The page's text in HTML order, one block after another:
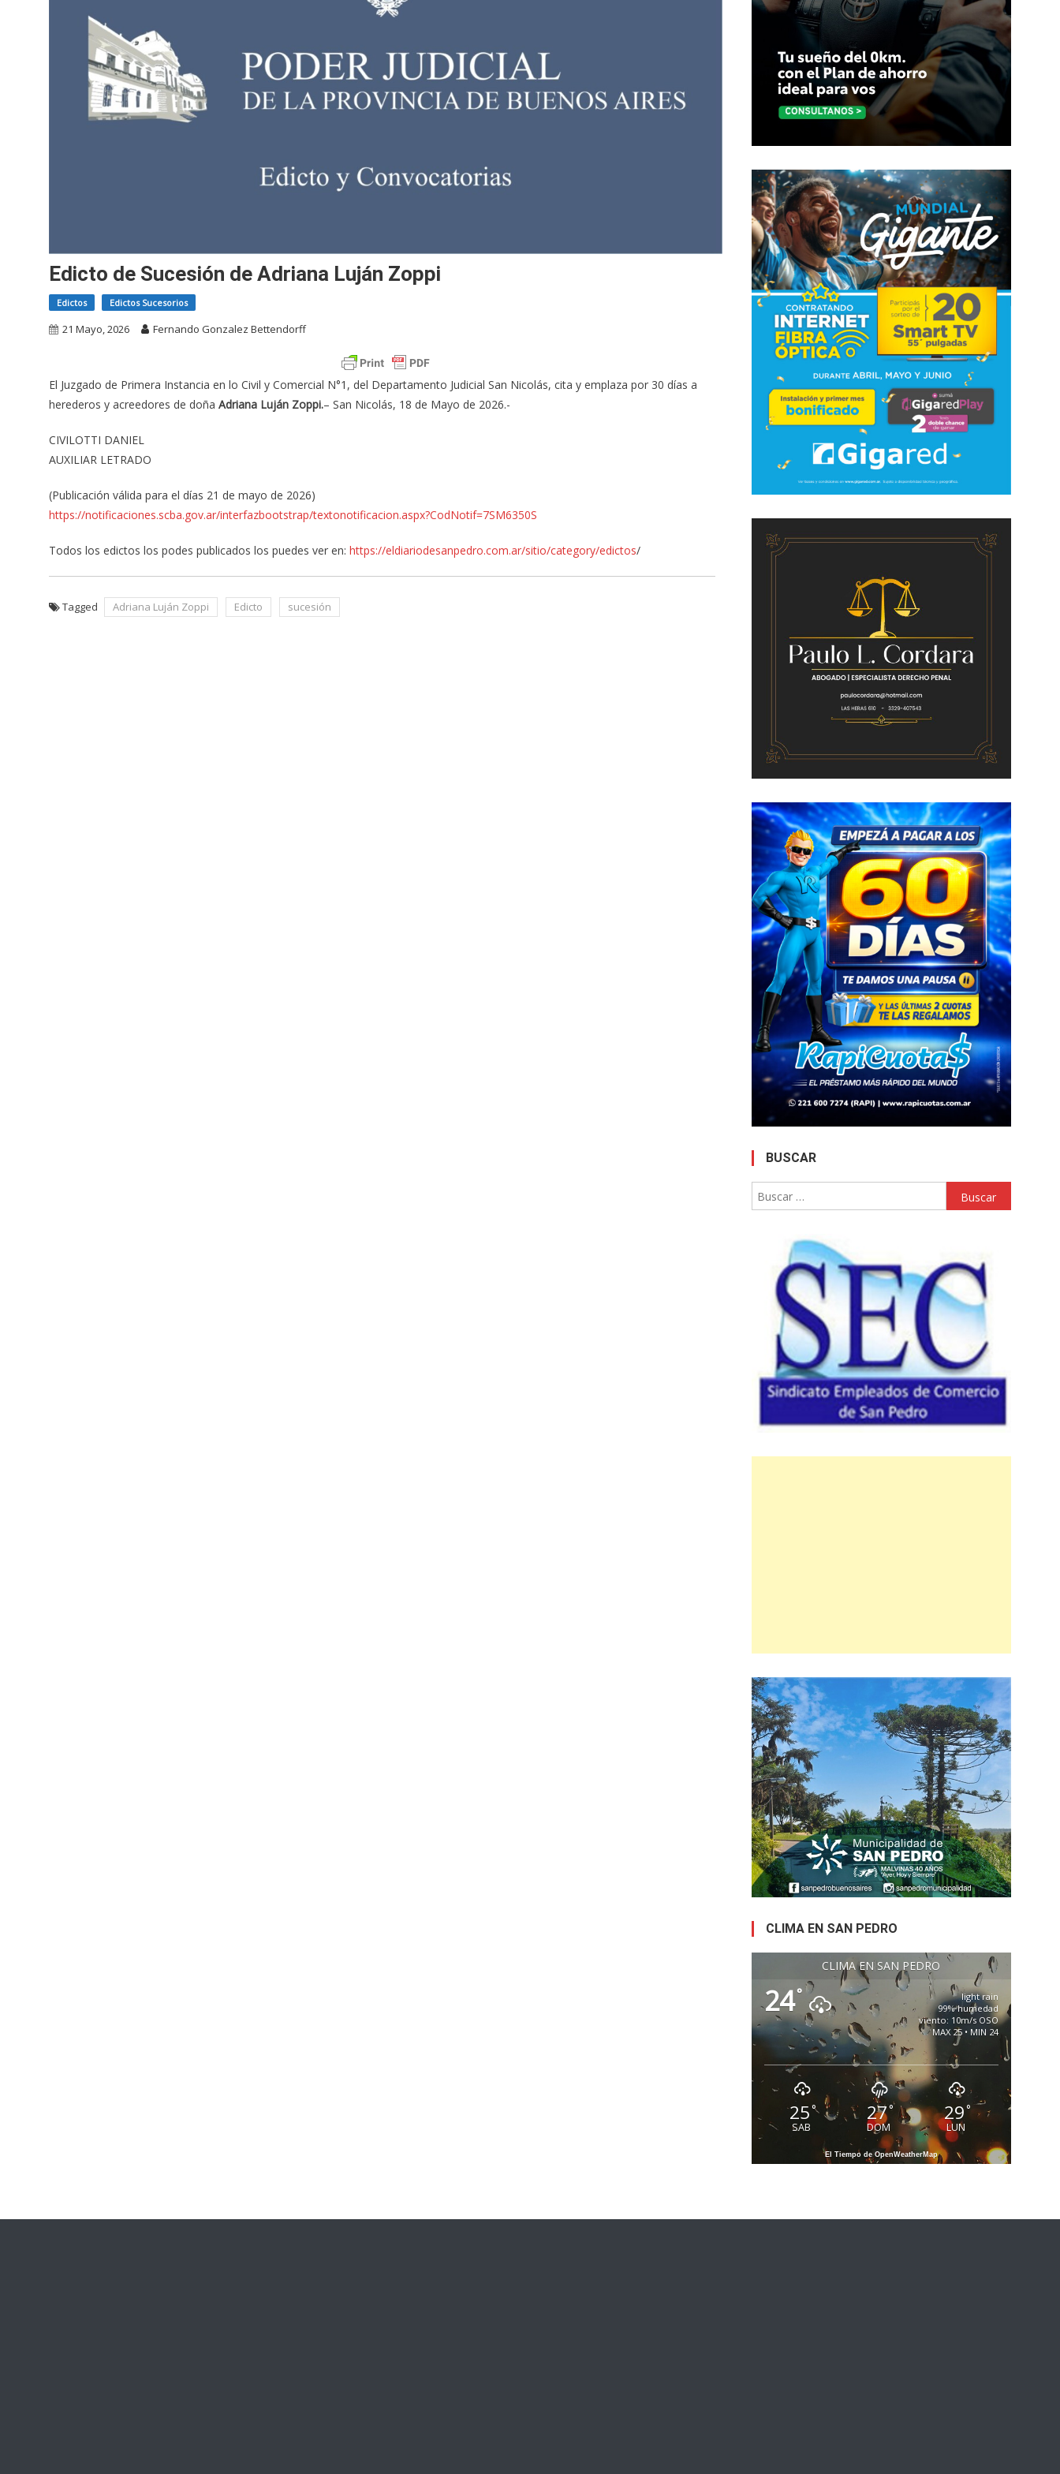
Edicto de Sucesión de Adriana Luján Zoppi
Edictos Edictos Sucesorios
21 Mayo, 2026 Fernando Gonzalez Bettendorff
El Juzgado de Primera Instancia en lo Civil y Comercial N°1, del Departamento Judicial San Nicolás, cita y emplaza por 30 días a
herederos y acreedores de doña Adriana Luján Zoppi.– San Nicolás, 18 de Mayo de 2026.-
CIVILOTTI DANIEL
AUXILIAR LETRADO
(Publicación válida para el días 21 de mayo de 2026)
https://notificaciones.scba.gov.ar/interfazbootstrap/textonotificacion.aspx?CodNotif=7SM6350S
Todos los edictos los podes publicados los puedes ver en: https://eldiariodesanpedro.com.ar/sitio/category/edictos/
Tagged Adriana Luján Zoppi Edicto sucesión
BUSCAR
Buscar:
CLIMA EN SAN PEDRO
CLIMA EN SAN PEDRO
24°
light rain
99% humedad
viento: 10m/s OSO
MAX 25 • MIN 24
25°
SAB
27°
DOM
29°
LUN
El Tiempo de OpenWeatherMap